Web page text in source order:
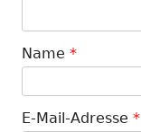
Name *
E-Mail-Adresse *